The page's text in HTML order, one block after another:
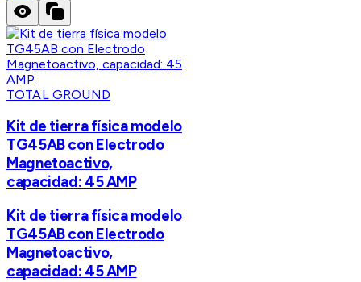
TOTAL GROUND
Kit de tierra física modelo
TG45AB con Electrodo
Magnetoactivo,
capacidad: 45 AMP
Kit de tierra física modelo
TG45AB con Electrodo
Magnetoactivo,
capacidad: 45 AMP